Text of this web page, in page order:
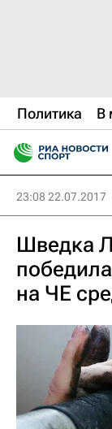
Политика В
23:08 22.07.2017
Шведка
на ЧЕ